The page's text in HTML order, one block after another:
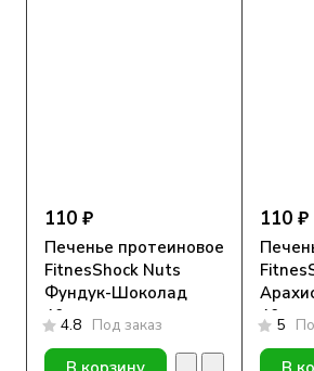
110 ₽
Печенье протеиновое
FitnesShock Nuts
Фундук-Шоколад
40гр.
4.8 Под заказ
110 ₽
40гр.
5